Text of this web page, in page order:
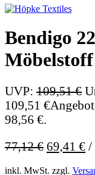
Bendigo
UVP: 109,51€
109,51 €
98,56 €.
77,12€ 69,41 € /
inkl. MwSt. zzgl.